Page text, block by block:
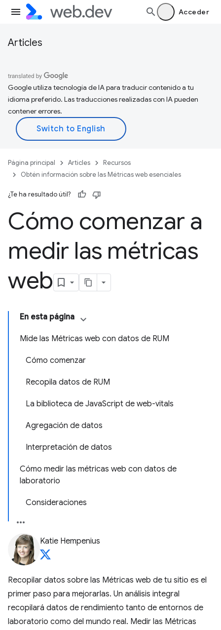
Acceder
Articles
Google utiliza tecnología de IA para traducir contenido a tu
idioma preferido. Las traducciones realizadas con IA pueden
contener errores.
Página principal Articles
Recursos
Obtén información sobre las Métricas web esenciales
¿Te ha resultado útil?
Cómo comenzar a
medir las métricas
web
En esta página
Mide las Métricas web con datos de RUM
Cómo comenzar
Recopila datos de RUM
La biblioteca de JavaScript de web-vitals
Agregación de datos
Interpretación de datos
Cómo medir las métricas web con datos de
laboratorio
Consideraciones
Katie Hempenius
Recopilar datos sobre las Métricas web de tu sitio es el
primer paso para mejorarlas. Un análisis integral
recopilará datos de rendimiento tanto de entornos de
laboratorio como del mundo real. Medir las Métricas